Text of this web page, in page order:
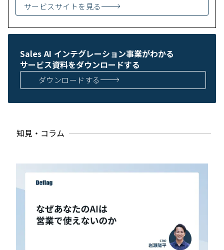
サービスサイトを見る
Sales AI インテグレーション事業がわかる
サービス資料をダウンロードする
ダウンロードする
知見・コラム